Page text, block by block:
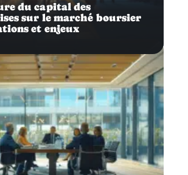
du capital des
sur le marché boursier
et enjeux